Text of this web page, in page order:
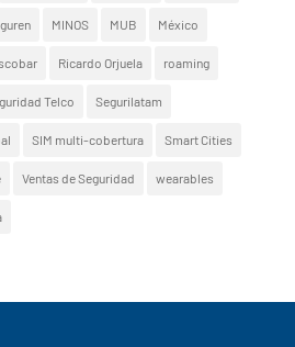
MINOS MUB México
Ricardo Orjuela roaming
Telco Segurilatam
SIM multi-cobertura Smart Cities
Ventas de Seguridad wearables